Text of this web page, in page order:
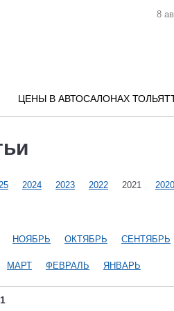
8
ЦЕНЫ В АВТОСАЛОНАХ
2024 2023 2022 2021 2020
НОЯБРЬ ОКТЯБРЬ СЕНТЯБРЬ
МАРТ ФЕВРАЛЬ ЯНВАРЬ